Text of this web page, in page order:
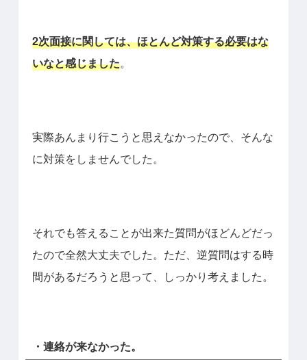
2次面接に関しては、ほとんど対策する必要はな
いなと感じました。
実際あんまり行こうと思えなかったので、そんな
に対策をしませんでした。
それでも答えることが出来た質問がほどんどだっ
たので全然大丈夫でした。ただ、逆質問はする時
間があるだろうと思って、しっかり考えました。
・連絡が来なかった。